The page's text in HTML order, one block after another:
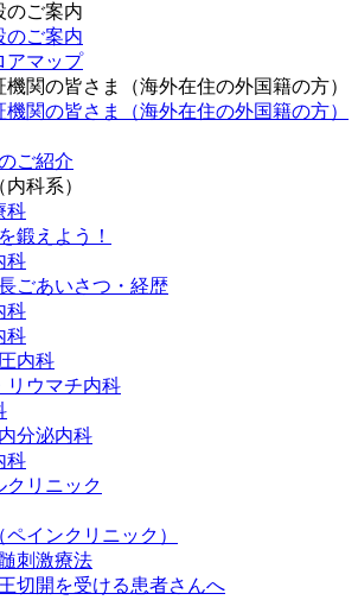
のご案内
のご案内
アマップ
機関の皆さま（海外在住の外国籍の方）
機関の皆さま（海外在住の外国籍の方）
ご紹介
科系）
科
鍛えよう！
科
ごあいさつ・経歴
科
科
内科
リウマチ内科
分泌内科
科
クリニック
ペインクリニック）
刺激療法
切開を受ける患者さんへ